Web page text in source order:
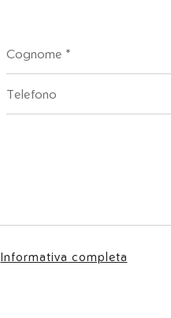
Cognome
Telefono
Informativa completa